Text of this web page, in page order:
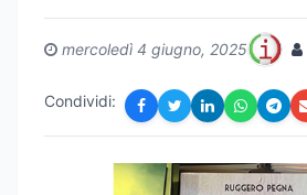
mercoledì 4 giugno, 2025
Condividi: